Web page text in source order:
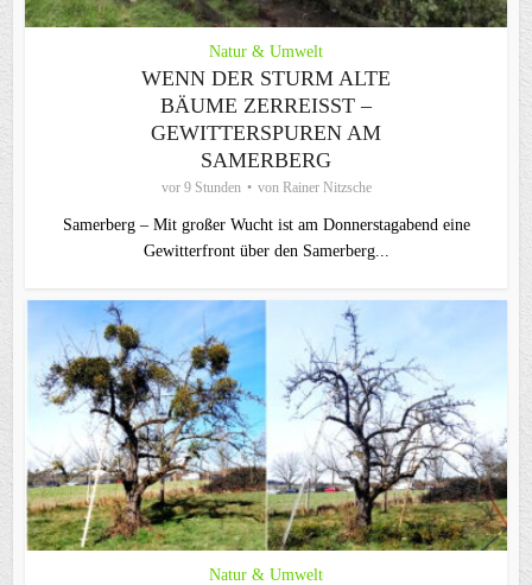
Natur & Umwelt
WENN DER STURM ALTE
BÄUME ZERREISST – G
EWITTERSPUREN AM S
AMERBERG
vor 9 Stunden von Rainer Nitzsche
Samerberg – Mit großer Wucht ist am Donnerstagabend eine
Gewitterfront über den Samerberg...
Natur & Umwelt